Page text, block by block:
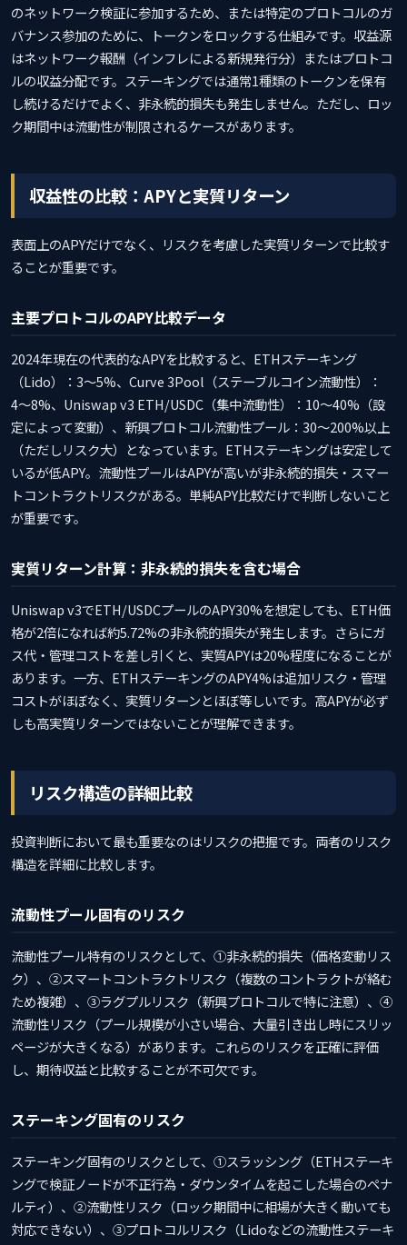
のネットワーク検証に参加するため、または特定のプロトコルのガ
バナンス参加のために、トークンをロックする仕組みです。収益源
はネットワーク報酬（インフレによる新規発行分）またはプロトコ
ルの収益分配です。ステーキングでは通常1種類のトークンを保有
し続けるだけでよく、非永続的損失も発生しません。ただし、ロッ
ク期間中は流動性が制限されるケースがあります。
収益性の比較：APYと実質リターン
表面上のAPYだけでなく、リスクを考慮した実質リターンで比較す
ることが重要です。
主要プロトコルのAPY比較データ
2024年現在の代表的なAPYを比較すると、ETHステーキング
（Lido）：3〜5%、Curve 3Pool（ステーブルコイン流動性）：
4〜8%、Uniswap v3 ETH/USDC（集中流動性）：10〜40%（設
定によって変動）、新興プロトコル流動性プール：30〜200%以上
（ただしリスク大）となっています。ETHステーキングは安定して
いるが低APY。流動性プールはAPYが高いが非永続的損失・スマー
トコントラクトリスクがある。単純APY比較だけで判断しないこと
が重要です。
実質リターン計算：非永続的損失を含む場合
Uniswap v3でETH/USDCプールのAPY30%を想定しても、ETH価
格が2倍になれば約5.72%の非永続的損失が発生します。さらにガ
ス代・管理コストを差し引くと、実質APYは20%程度になることが
あります。一方、ETHステーキングのAPY4%は追加リスク・管理
コストがほぼなく、実質リターンとほぼ等しいです。高APYが必ず
しも高実質リターンではないことが理解できます。
リスク構造の詳細比較
投資判断において最も重要なのはリスクの把握です。両者のリスク
構造を詳細に比較します。
流動性プール固有のリスク
流動性プール特有のリスクとして、①非永続的損失（価格変動リス
ク）、②スマートコントラクトリスク（複数のコントラクトが絡む
ため複雑）、③ラグプルリスク（新興プロトコルで特に注意）、④
流動性リスク（プール規模が小さい場合、大量引き出し時にスリッ
ページが大きくなる）があります。これらのリスクを正確に評価
し、期待収益と比較することが不可欠です。
ステーキング固有のリスク
ステーキング固有のリスクとして、①スラッシング（ETHステーキ
ングで検証ノードが不正行為・ダウンタイムを起こした場合のペナ
ルティ）、②流動性リスク（ロック期間中に相場が大きく動いても
対応できない）、③プロトコルリスク（Lidoなどの流動性ステーキ